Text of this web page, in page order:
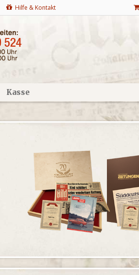
Hilfe & Kontakt
Kasse